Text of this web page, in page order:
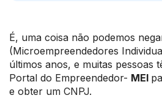
É, uma coisa não podemos
(Microempreendedores
últimos anos, e muitas pessoas
Portal do Empreendedor- MEI
e obter um CNPJ.